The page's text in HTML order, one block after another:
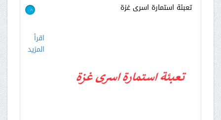
تعبئة استمارة اسرى غزة >
اقرأ
المزيد